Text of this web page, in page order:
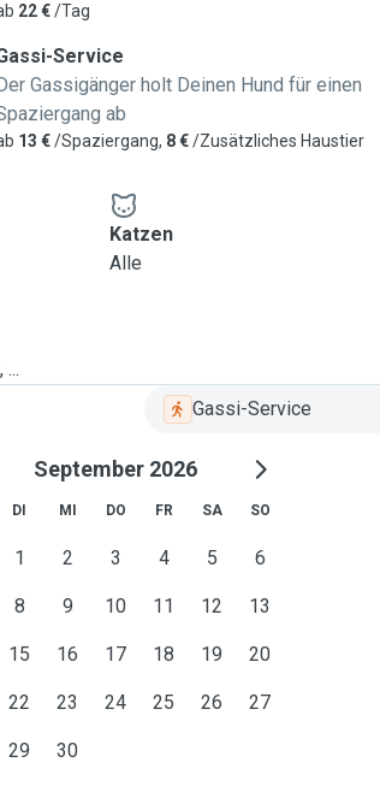
22 €/Tag
Service
Gassigänger holt Deinen Hund für einen
ab
13 €/Spaziergang, 8 €/Zusätzliches Haustier
Katzen
Alle
Gassi-Service
September 2026
DI MI DO FR SA SO
1 2 3 4 5 6
8 9 10 11 12 13
15 16 17 18 19 20
22 23 24 25 26 27
29 30